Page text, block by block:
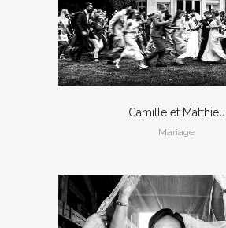
Camille et Matthieu
Mariage